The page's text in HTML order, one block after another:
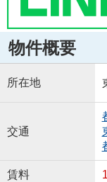
物件概要
所在地
交通
賃料